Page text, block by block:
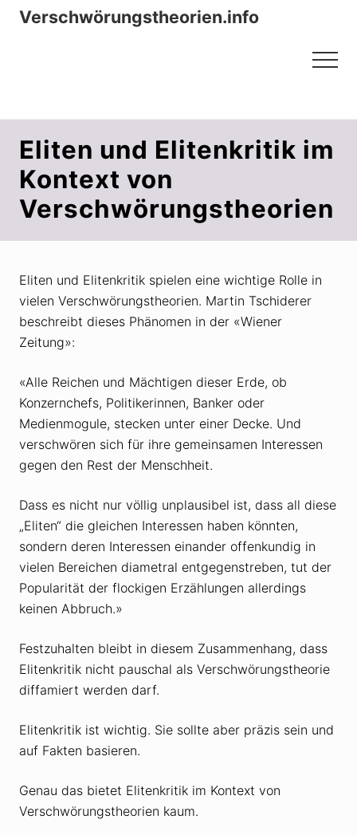
Menu
Zum
ZurVerschwörungstheorien.info
Menu
Eliten und Elitenkritik im
Kontext von
Verschwörungstheorien
Eliten und Elitenkritik spielen eine wichtige Rolle in
vielen Verschwörungstheorien. Martin Tschiderer
beschreibt dieses Phänomen in der «Wiener
Zeitung»:
«Alle Reichen und Mächtigen dieser Erde, ob
Konzernchefs, Politikerinnen, Banker oder
Medienmogule, stecken unter einer Decke. Und
verschwören sich für ihre gemeinsamen Interessen
gegen den Rest der Menschheit.
Dass es nicht nur völlig unplausibel ist, dass all diese
„Eliten“ die gleichen Interessen haben könnten,
sondern deren Interessen einander offenkundig in
vielen Bereichen diametral entgegenstreben, tut der
Popularität der flockigen Erzählungen allerdings
keinen Abbruch.»
Festzuhalten bleibt in diesem Zusammenhang, dass
Elitenkritik nicht pauschal als Verschwörungstheorie
diffamiert werden darf.
Elitenkritik ist wichtig. Sie sollte aber präzis sein und
auf Fakten basieren.
Genau das bietet Elitenkritik im Kontext von
Verschwörungstheorien kaum.